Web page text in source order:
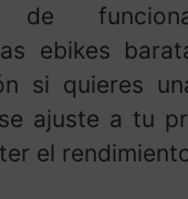
de
ebikes
si quieres
ajuste a tu
el